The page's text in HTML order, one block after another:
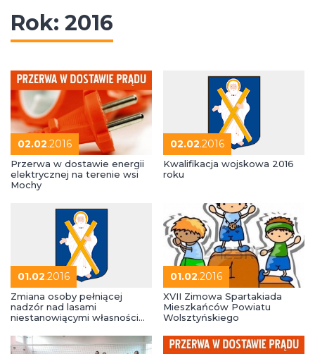
Rok: 2016
02.02.2016
Przerwa w dostawie energii
elektrycznej na terenie wsi
Mochy
02.02.2016
Kwalifikacja wojskowa 2016
roku
01.02.2016
Zmiana osoby pełniącej
nadzór nad lasami
niestanowiącymi własności
01.02.2016
XVII Zimowa Spartakiada
Mieszkańców Powiatu
Wolsztyńskiego